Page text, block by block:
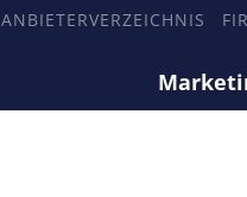
ANBIETERVERZEICHNIS